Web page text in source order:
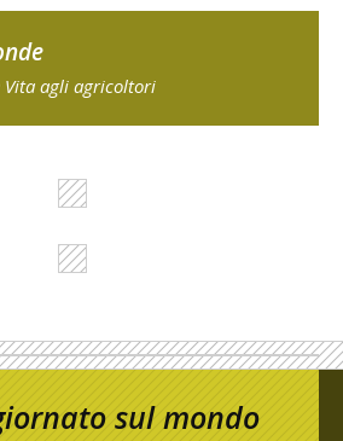
Vita agli agricoltori
sul mondo